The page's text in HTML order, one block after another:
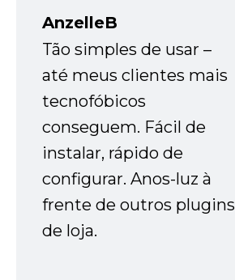
AnzelleB
Tão simples de usar –
até meus clientes mais
tecnofóbicos
conseguem. Fácil de
instalar, rápido de
configurar. Anos-luz à
frente de outros plugins
de loja.